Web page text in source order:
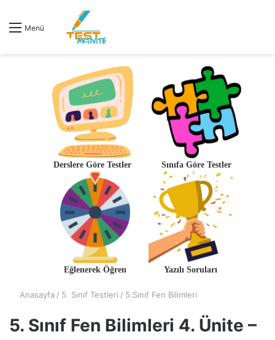
Menü
Derslere Göre Testler Sınıfa Göre Testler
Eğlenerek Öğren Yazılı Soruları
Anasayfa / 5. Sınıf Testleri / 5.Sınıf Fen Bilimleri
5. Sınıf Fen Bilimleri 4. Ünite –